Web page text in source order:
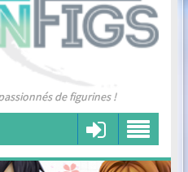
de figurines !